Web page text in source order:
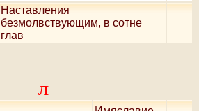
Наставления
безмолвствующим, в сотне
глав
Л